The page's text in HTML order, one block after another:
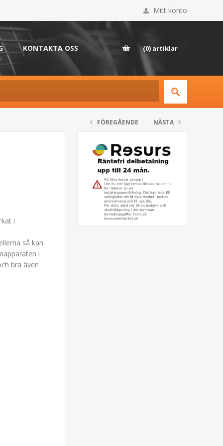
Mitt konto
KONTAKTA OSS (0) artiklar
FÖREGÅENDE NÄSTA
i
så kan
i
bra även